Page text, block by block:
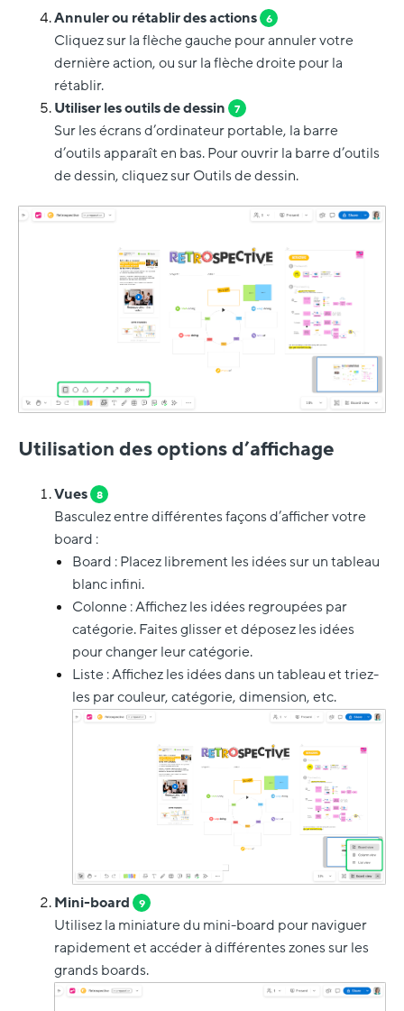
Annuler ou rétablir des actions
6
Cliquez sur la flèche gauche pour annuler votre
dernière action, ou sur la flèche droite pour la
rétablir.
Utiliser les outils de dessin
7
Sur les écrans d’ordinateur portable, la barre
d’outils apparaît en bas. Pour ouvrir la barre d’outils
de dessin, cliquez sur Outils de dessin.
Utilisation des options d’affichage
Vues 8
Basculez entre différentes façons d’afficher votre
board :
Board : Placez librement les idées sur un tableau
blanc infini.
Colonne : Affichez les idées regroupées par
catégorie. Faites glisser et déposez les idées
pour changer leur catégorie.
Liste : Affichez les idées dans un tableau et triez-
les par couleur, catégorie, dimension, etc.
Mini-board 9
Utilisez la miniature du mini-board pour naviguer
rapidement et accéder à différentes zones sur les
grands boards.